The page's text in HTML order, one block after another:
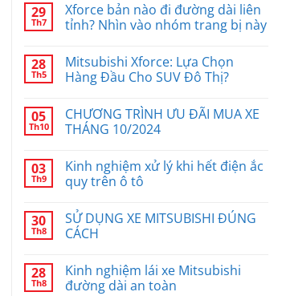
29
Th7
Xforce bản nào đi đường dài liên
tỉnh? Nhìn vào nhóm trang bị này
28
Th5
Mitsubishi Xforce: Lựa Chọn
Hàng Đầu Cho SUV Đô Thị?
05
Th10
CHƯƠNG TRÌNH ƯU ĐÃI MUA XE
THÁNG 10/2024
03
Th9
Kinh nghiệm xử lý khi hết điện ắc
quy trên ô tô
30
Th8
SỬ DỤNG XE MITSUBISHI ĐÚNG
CÁCH
28
Th8
Kinh nghiệm lái xe Mitsubishi
đường dài an toàn